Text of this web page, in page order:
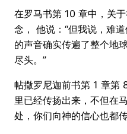
在罗马书第 10 章中，关
念， 他说：“但我说，难
的声音确实传遍了整个地
尽头。”
帖撒罗尼迦前书第 1 章第
里已经传扬出来，不但在
处，你们向神的信心也都